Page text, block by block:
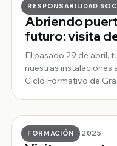
RESPONSABILIDAD
6 · MAYO · 2026
Abriendo
futuro: visita
El pasado 29 de abril,
nuestras instalaciones
Ciclo Formativo de
FORMACIÓN
10 · FEBRERO · 2025